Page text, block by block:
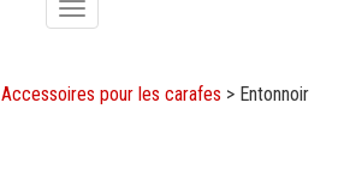
Toggle
navigation
Accessoires pour les carafes > Entonnoir